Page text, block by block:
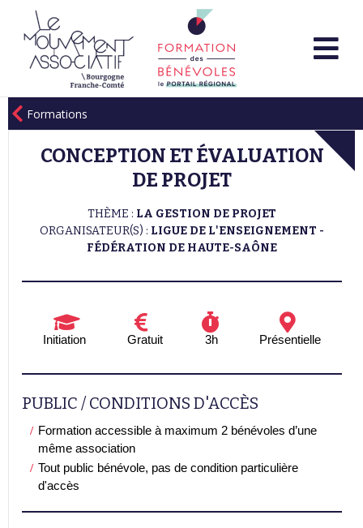
Formations
CONCEPTION ET ÉVALUATION
DE PROJET
THÈME : LA GESTION DE PROJET
ORGANISATEUR(S) : LIGUE DE L'ENSEIGNEMENT -
FÉDÉRATION DE HAUTE-SAÔNE
Initiation Gratuit 3h Présentielle
PUBLIC / CONDITIONS D'ACCÈS
Formation accessible à maximum 2 bénévoles d’une
même association
Tout public bénévole, pas de condition particulière
d'accès